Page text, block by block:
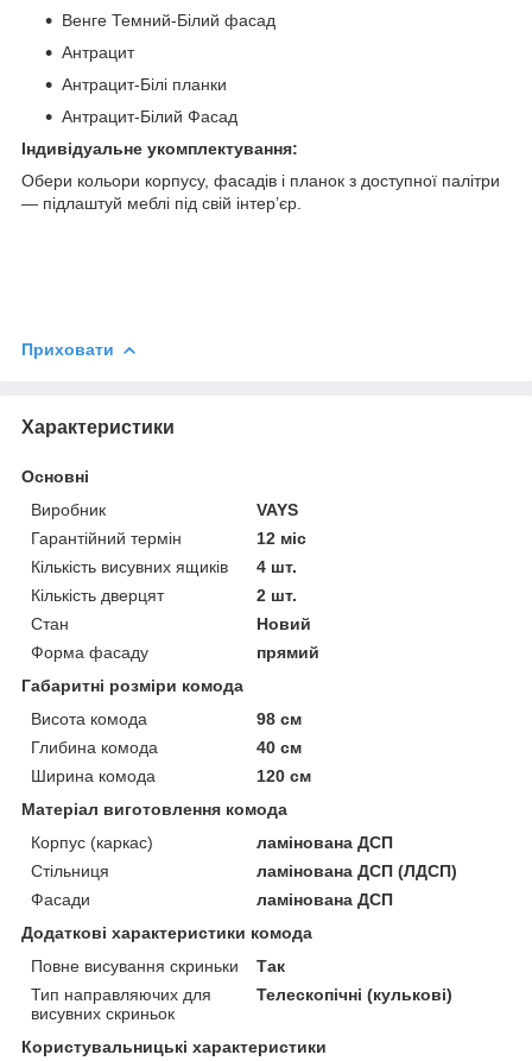
Венге Темний-Білий фасад
Антрацит
Антрацит-Білі планки
Антрацит-Білий Фасад
Індивідуальне укомплектування:
Обери кольори корпусу, фасадів і планок з доступної палітри
— підлаштуй меблі під свій інтер’єр.
Приховати
Характеристики
Основні
Виробник
VAYS
Гарантійний термін
12 міс
Кількість висувних ящиків
4 шт.
Кількість дверцят
2 шт.
Стан
Новий
Форма фасаду
прямий
Габаритні розміри комода
Висота комода
98 см
Глибина комода
40 см
Ширина комода
120 см
Матеріал виготовлення комода
Корпус (каркас)
ламінована ДСП
Стільниця
ламінована ДСП (ЛДСП)
Фасади
ламінована ДСП
Додаткові характеристики комода
Повне висування скриньки
Так
Тип направляючих для
висувних скриньок
Телескопічні (кулькові)
Користувальницькі характеристики